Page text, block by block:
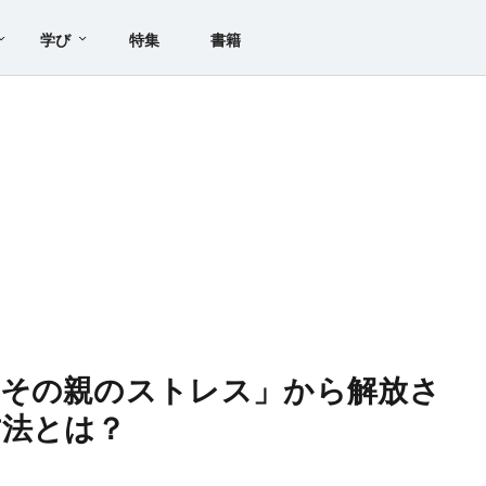
学び 特集 書籍
の親のストレス」から解放さ
とは？